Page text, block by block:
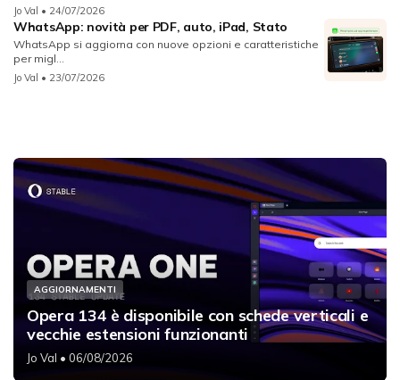
Jo Val • 24/07/2026
WhatsApp: novità per PDF, auto, iPad, Stato
WhatsApp si aggiorna con nuove opzioni e caratteristiche
per migl...
Jo Val • 23/07/2026
AGGIORNAMENTI
Opera 134 è disponibile con schede verticali e
vecchie estensioni funzionanti
Jo Val • 06/08/2026